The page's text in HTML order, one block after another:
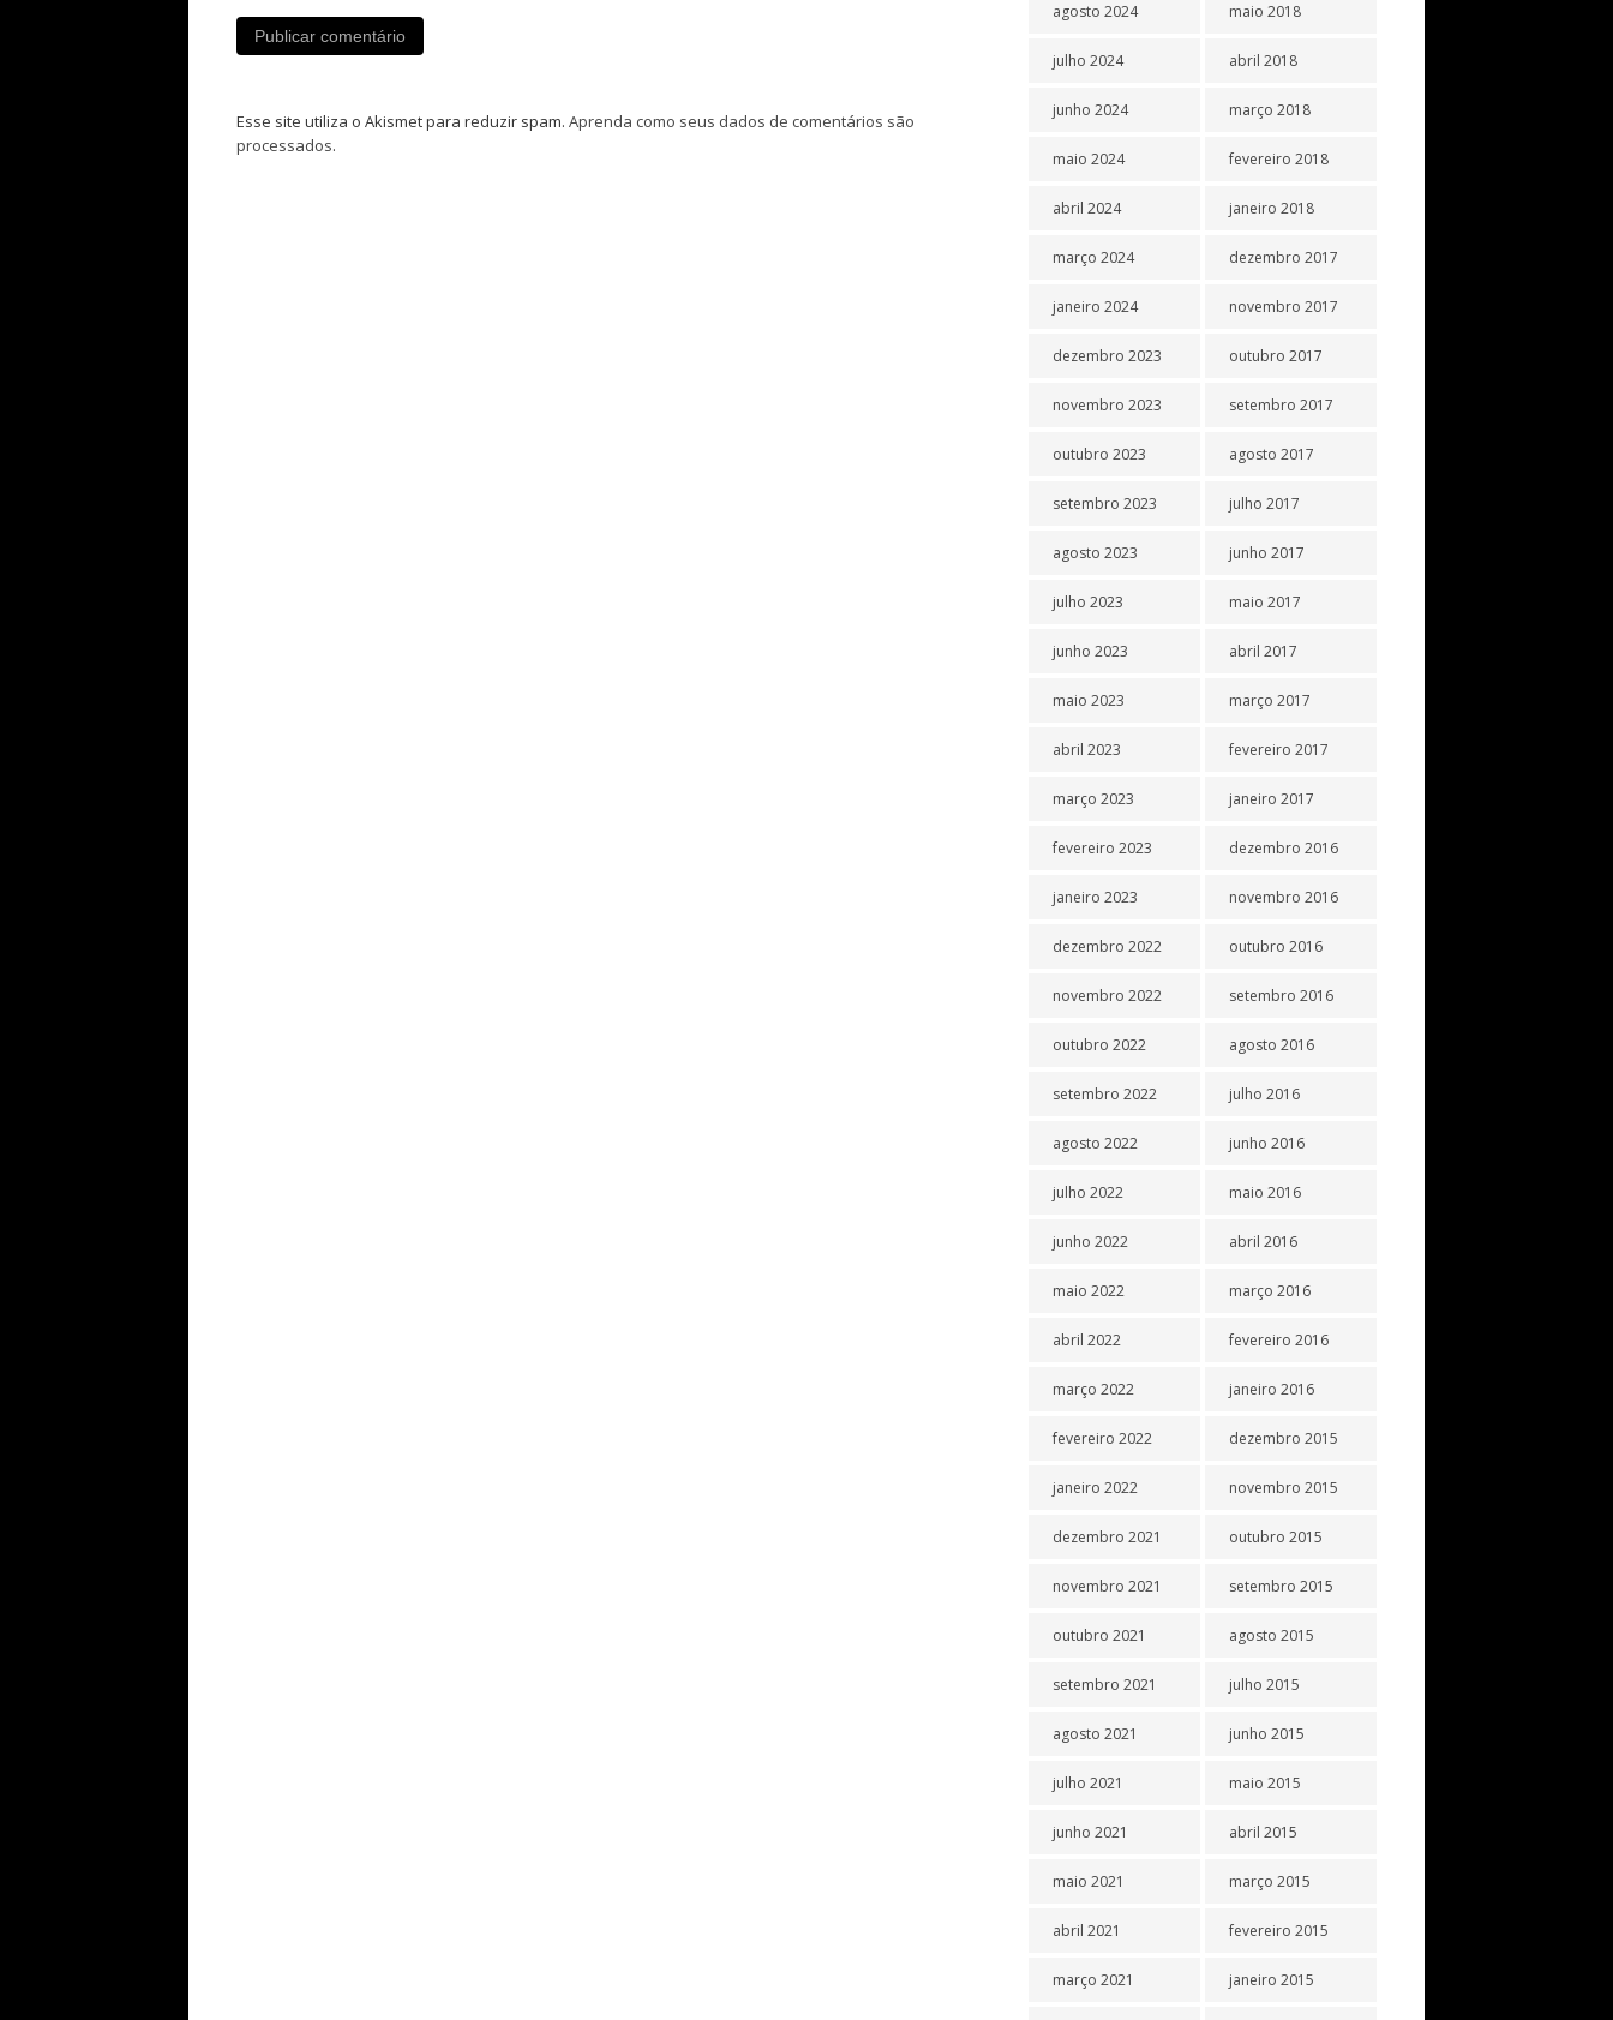
Esse site utiliza o Akismet para reduzir spam. Aprenda como seus dados de comentários são
processados.
agosto 2024
julho 2024
junho 2024
maio 2024
abril 2024
março 2024
janeiro 2024
dezembro 2023
novembro 2023
outubro 2023
setembro 2023
agosto 2023
julho 2023
junho 2023
maio 2023
abril 2023
março 2023
fevereiro 2023
janeiro 2023
dezembro 2022
novembro 2022
outubro 2022
setembro 2022
agosto 2022
julho 2022
junho 2022
maio 2022
abril 2022
março 2022
fevereiro 2022
janeiro 2022
dezembro 2021
novembro 2021
outubro 2021
setembro 2021
agosto 2021
julho 2021
junho 2021
maio 2021
abril 2021
março 2021
maio 2018
abril 2018
março 2018
fevereiro 2018
janeiro 2018
dezembro 2017
novembro 2017
outubro 2017
setembro 2017
agosto 2017
julho 2017
junho 2017
maio 2017
abril 2017
março 2017
fevereiro 2017
janeiro 2017
dezembro 2016
novembro 2016
outubro 2016
setembro 2016
agosto 2016
julho 2016
junho 2016
maio 2016
abril 2016
março 2016
fevereiro 2016
janeiro 2016
dezembro 2015
novembro 2015
outubro 2015
setembro 2015
agosto 2015
julho 2015
junho 2015
maio 2015
abril 2015
março 2015
fevereiro 2015
janeiro 2015